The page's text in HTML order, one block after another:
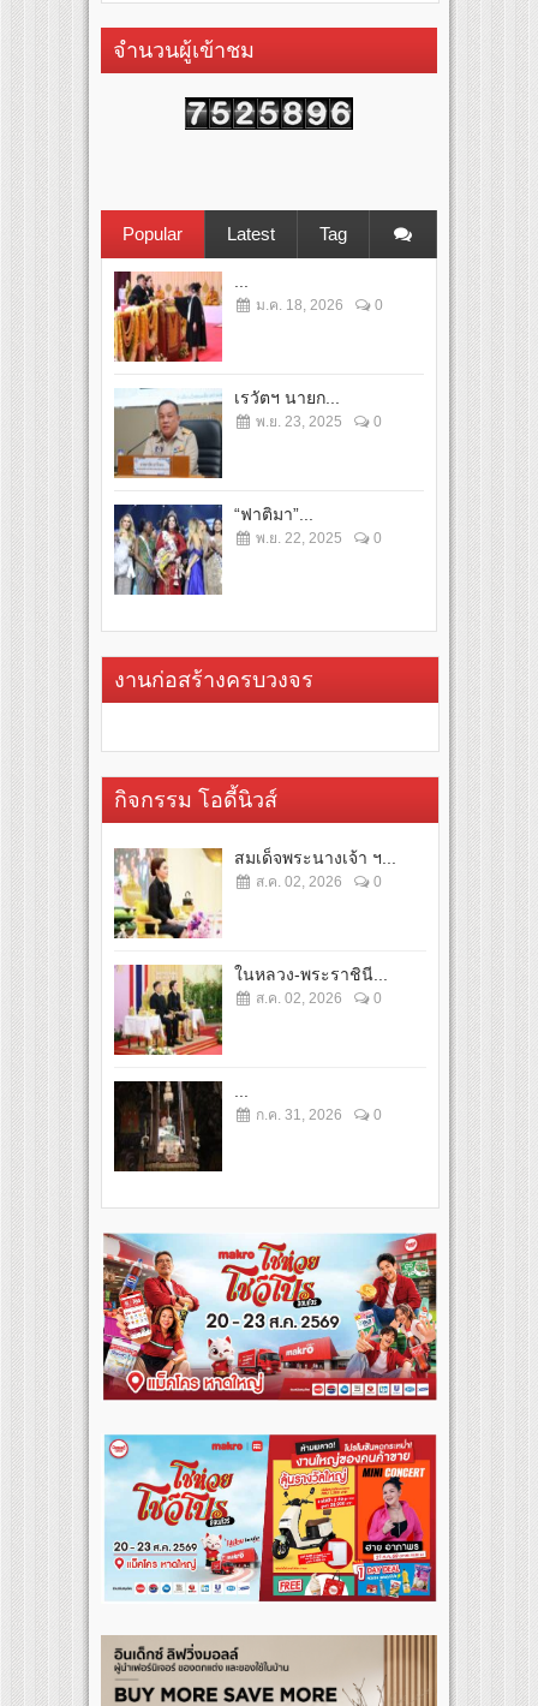
จำนวนผู้เข้าชม
Popular Latest Tag
...
ม.ค. 18, 2026 0
เรวัตฯ นายก...
พ.ย. 23, 2025 0
“ฟาติมา”...
พ.ย. 22, 2025 0
งานก่อสร้างครบวงจร
กิจกรรม โอดี้นิวส์
สมเด็จพระนางเจ้า ฯ...
ส.ค. 02, 2026 0
ในหลวง-พระราชินี...
ส.ค. 02, 2026 0
...
ก.ค. 31, 2026 0